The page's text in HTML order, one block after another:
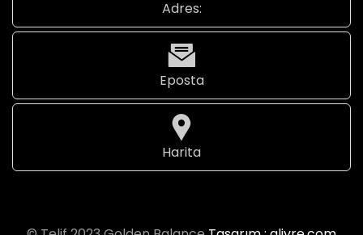
Adres:
Eposta
Harita